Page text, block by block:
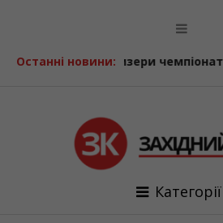
Останні новини:
чемпіонату України з
Категорії